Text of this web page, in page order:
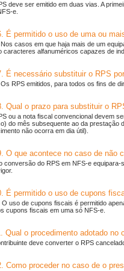
deve ser emitido em duas vias. A
e.
É permitido o uso de uma ou
casos em que haja mais de um
caracteres alfanuméricos capazes de
É necessário substituir o RPS
RPS emitidos, para todos os fins de
Qual o prazo para substituir o
ou a nota fiscal convencional devem
do mês subsequente ao da prestação
não ocorra em dia útil).
O que acontece no caso de não
conversão do RPS em NFS-e
É permitido o uso de cupons
O uso de cupons fiscais é permitido
cupons fiscais em uma só NFS-e.
Qual o procedimento adotado
deve converter o RPS
Como proceder no caso de o